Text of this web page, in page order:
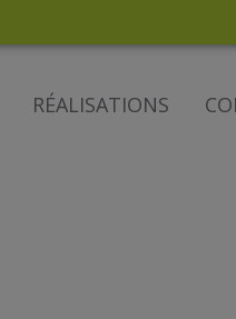
RÉALISATIONS